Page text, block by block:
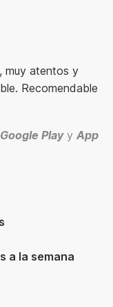
muy atentos y
Recomendable
Google Playy App
a la semana